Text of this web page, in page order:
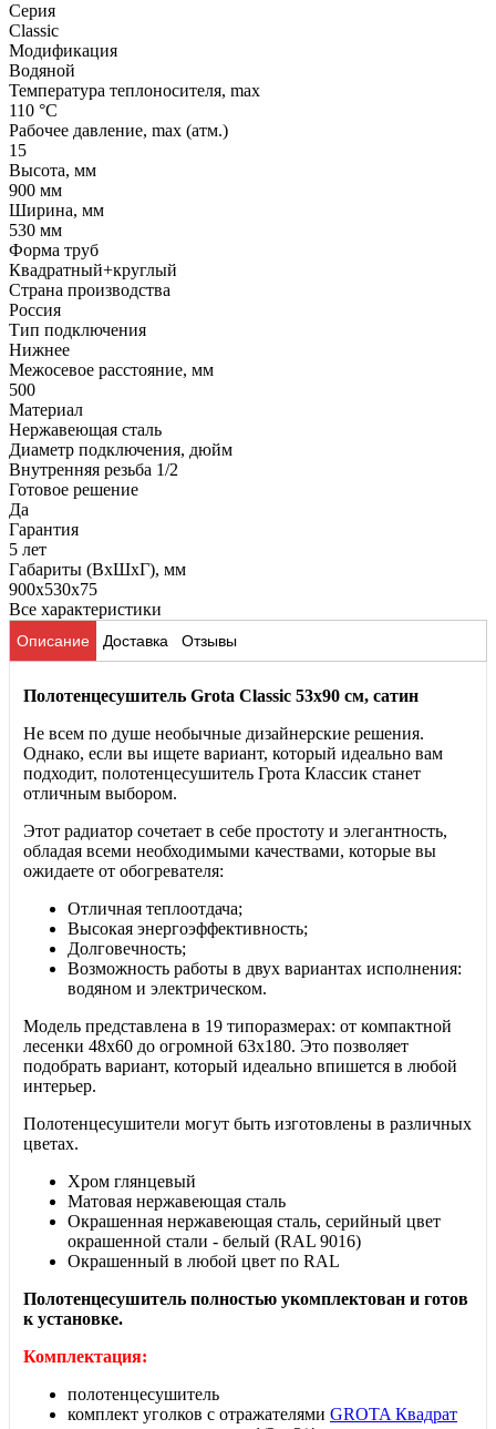
Серия
Classic
Модификация
Водяной
Температура теплоносителя, max
110 °C
Рабочее давление, max (атм.)
15
Высота, мм
900 мм
Ширина, мм
530 мм
Форма труб
Квадратный+круглый
Страна производства
Россия
Тип подключения
Нижнее
Межосевое расстояние, мм
500
Материал
Нержавеющая сталь
Диаметр подключения, дюйм
Внутренняя резьба 1/2
Готовое решение
Да
Гарантия
5 лет
Габариты (ВхШхГ), мм
900x530x75
Все характеристики
Описание Доставка Отзывы
Полотенцесушитель Grota Classic 53х90 см, сатин
Не всем по душе необычные дизайнерские решения.
Однако, если вы ищете вариант, который идеально вам
подходит, полотенцесушитель Грота Классик станет
отличным выбором.
Этот радиатор сочетает в себе простоту и элегантность,
обладая всеми необходимыми качествами, которые вы
ожидаете от обогревателя:
Отличная теплоотдача;
Высокая энергоэффективность;
Долговечность;
Возможность работы в двух вариантах исполнения:
водяном и электрическом.
Модель представлена в 19 типоразмерах: от компактной
лесенки 48х60 до огромной 63х180. Это позволяет
подобрать вариант, который идеально впишется в любой
интерьер.
Полотенцесушители могут быть изготовлены в различных
цветах.
Хром глянцевый
Матовая нержавеющая сталь
Окрашенная нержавеющая сталь, серийный цвет
окрашенной стали - белый (RAL 9016)
Окрашенный в любой цвет по RAL
Полотенцесушитель полностью укомплектован и готов
к установке.
Комплектация:
полотенцесушитель
комплект уголков с отражателями GROTA Квадрат